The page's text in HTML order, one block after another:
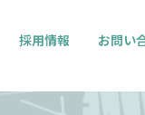
採用情報 お問い